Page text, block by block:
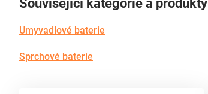
Související kategorie a produkty
Umyvadlové baterie
Sprchové baterie